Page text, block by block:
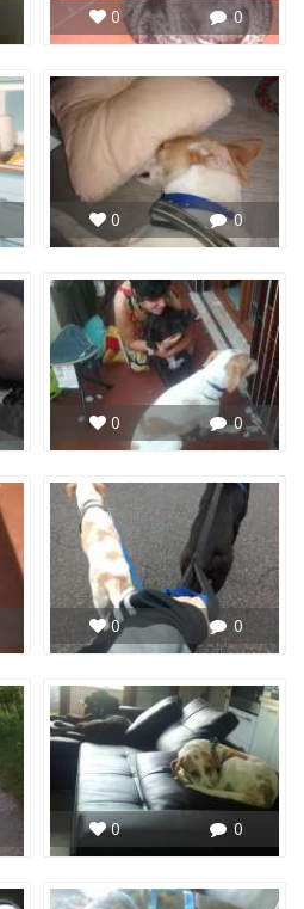
0 0
0 0
0 0
0 0
0 0